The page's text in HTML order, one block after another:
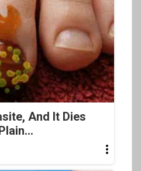
And It Dies